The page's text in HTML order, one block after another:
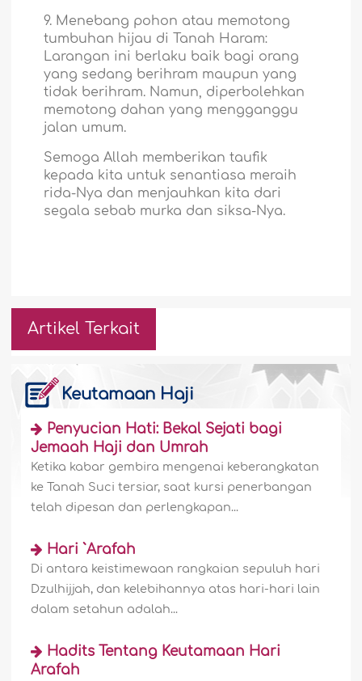
9. Menebang pohon atau memotong
tumbuhan hijau di Tanah Haram:
Larangan ini berlaku baik bagi orang
yang sedang berihram maupun yang
tidak berihram. Namun, diperbolehkan
memotong dahan yang mengganggu
jalan umum.
Semoga Allah memberikan taufik
kepada kita untuk senantiasa meraih
rida-Nya dan menjauhkan kita dari
segala sebab murka dan siksa-Nya.
Artikel Terkait
Keutamaan Haji
Penyucian Hati: Bekal Sejati bagi
Jemaah Haji dan Umrah
Ketika kabar gembira mengenai keberangkatan
ke Tanah Suci tersiar, saat kursi penerbangan
telah dipesan dan perlengkapan...
Hari `Arafah
Di antara keistimewaan rangkaian sepuluh hari
Dzulhijjah, dan kelebihannya atas hari-hari lain
dalam setahun adalah...
Hadits Tentang Keutamaan Hari
Arafah